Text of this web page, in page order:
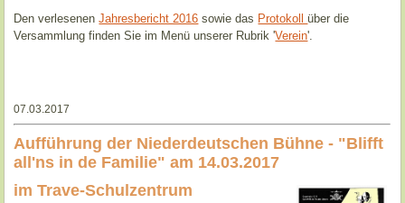
Den verlesenenJahresbericht 2016 sowie das Protokollüber die
Versammlung finden Sie im Menü unserer Rubrik 'Verein'.
07.03.2017
Aufführung der Niederdeutschen Bühne - "Blifft
all'ns in de Familie" am 14.03.2017
im Trave-Schulzentrum